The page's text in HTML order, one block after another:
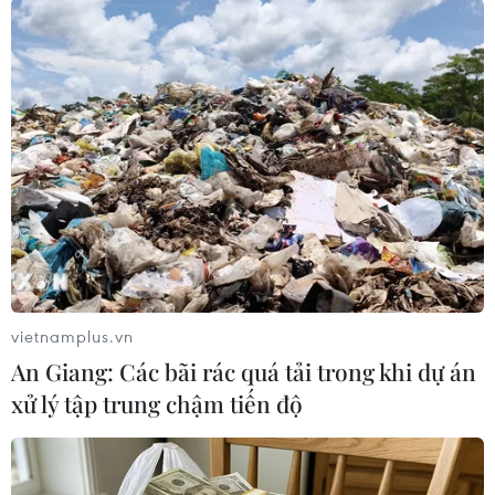
#Thái Lan #NPOMC
#Yingluck Shinawatra
#Puea Thai
#Đảo chính quân sự
#Chính quyền quân sự
#Prayut Chan-ocha
#Thủ tướng tạm quyền
#Giới nghiêm
#Triệu tập
Thái Lan
Theo dõi VietnamPlus
Tình hình Thái Lan
vietnamplus.vn
An Giang: Các bãi rác quá tải trong khi dự án
xử lý tập trung chậm tiến độ